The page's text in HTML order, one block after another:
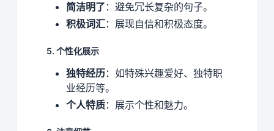
简洁明了 ：避免冗长复杂的句子。
积极词汇：展现自信和积极态度。
5. 个性化展示
独特经历：如特殊兴趣爱好、独特职
业经历等。
个人特质：展示个性和魅力。